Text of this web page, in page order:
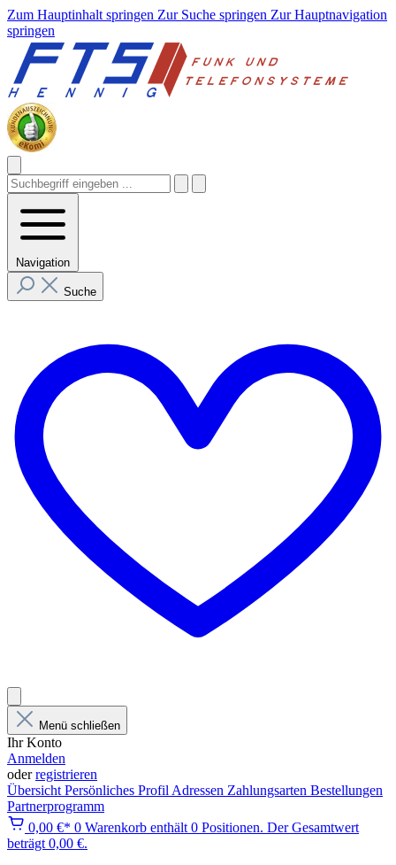
Zum Hauptinhalt springen Zur Suche springen Zur Hauptnavigation
springen
Navigation
Suche
Menü schließen
Ihr Konto
Anmelden
oderregistrieren
Übersicht Persönliches Profil Adressen Zahlungsarten Bestellungen
Partnerprogramm
0,00 €* 0 Warenkorb enthält 0 Positionen. Der Gesamtwert
beträgt 0,00 €.